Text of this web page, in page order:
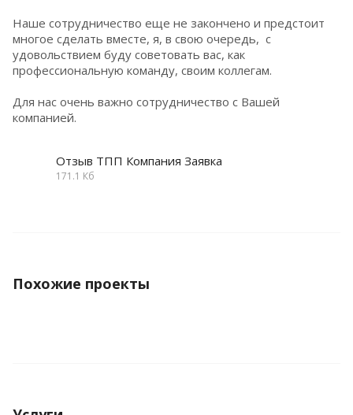
Наше сотрудничество еще не закончено и предстоит
многое сделать вместе, я, в свою очередь, с
удовольствием буду советовать вас, как
профессиональную команду, своим коллегам.
Для нас очень важно сотрудничество с Вашей
компанией.
Отзыв ТПП Компания Заявка
171.1 Кб
Похожие проекты